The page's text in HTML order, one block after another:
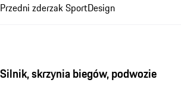
Przedni zderzak SportDesign
Silnik, skrzynia biegów, podwozie